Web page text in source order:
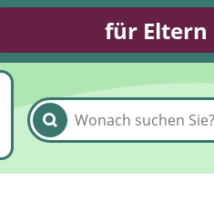
für Eltern